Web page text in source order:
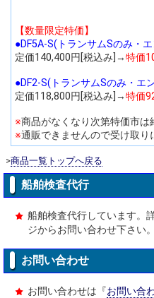
【数量限定特価】
●DF5A-S(トランサムSのみ・
定価140,400円[税込み]→特価
●DF2-S(トランサムSのみ・エ
定価118,800円[税込み]→特価
※商品がなくなり次第特価市は
※通販できませんので受け取り
>商品一覧トップへ戻る
船舶検査代行
船舶検査代行しています。
ジからお問い合わせ下さい。
お問い合わせ
お問い合わせは『お問い合